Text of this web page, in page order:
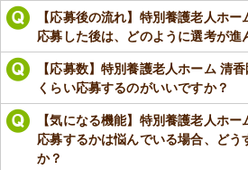
【応募後の流れ】特別養護老人ホ
応募した後は、どのように選考が進
【応募数】特別養護老人ホーム 清
くらい応募するのがいいですか？
【気になる機能】特別養護老人ホ
応募するかは悩んでいる場合、どう
か？